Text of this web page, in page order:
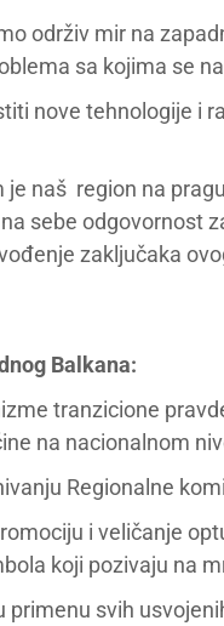
održiv mir na
sa kojima se
nove tehnologije i
naš region na
sebe odgovornost
zaključaka
Balkana:
tranzicione
na nacionalnom
Regionalne
i veličanje
koji pozivaju na
primenu svih